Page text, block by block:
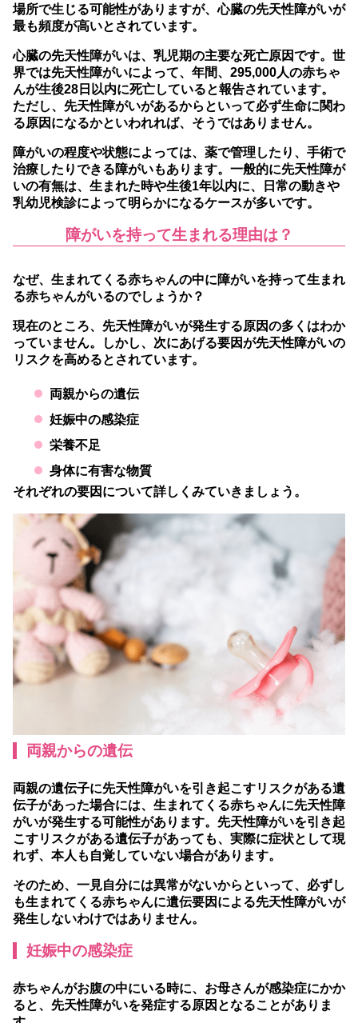
場所で生じる可能性がありますが、心臓の先天性障がいが
最も頻度が高いとされています。
心臓の先天性障がいは、乳児期の主要な死亡原因です。世
界では先天性障がいによって、年間、295,000人の赤ちゃ
んが生後28日以内に死亡していると報告されています。
ただし、先天性障がいがあるからといって必ず生命に関わ
る原因になるかといわれれば、そうではありません。
障がいの程度や状態によっては、薬で管理したり、手術で
治療したりできる障がいもあります。一般的に先天性障が
いの有無は、生まれた時や生後1年以内に、日常の動きや
乳幼児検診によって明らかになるケースが多いです。
障がいを持って生まれる理由は？
なぜ、生まれてくる赤ちゃんの中に障がいを持って生まれ
る赤ちゃんがいるのでしょうか？
現在のところ、先天性障がいが発生する原因の多くはわか
っていません。しかし、次にあげる要因が先天性障がいの
リスクを高めるとされています。
両親からの遺伝
妊娠中の感染症
栄養不足
身体に有害な物質
それぞれの要因について詳しくみていきましょう。
両親からの遺伝
両親の遺伝子に先天性障がいを引き起こすリスクがある遺
伝子があった場合には、生まれてくる赤ちゃんに先天性障
がいが発生する可能性があります。先天性障がいを引き起
こすリスクがある遺伝子があっても、実際に症状として現
れず、本人も自覚していない場合があります。
そのため、一見自分には異常がないからといって、必ずし
も生まれてくる赤ちゃんに遺伝要因による先天性障がいが
発生しないわけではありません。
妊娠中の感染症
赤ちゃんがお腹の中にいる時に、お母さんが感染症にかか
ると、先天性障がいを発症する原因となることがありま